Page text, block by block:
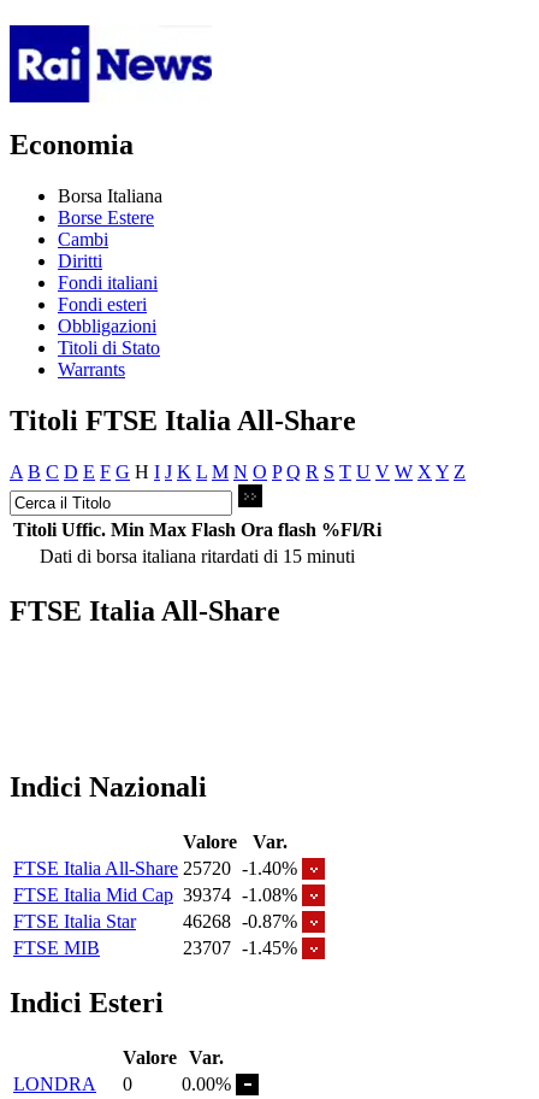
Economia
Borsa Italiana
Borse Estere
Cambi
Diritti
Fondi italiani
Fondi esteri
Obbligazioni
Titoli di Stato
Warrants
Titoli FTSE Italia All-Share
A B C D E F G H I J K L M N O P Q R S T U V W X Y Z
Titoli Uffic. Min Max Flash Ora flash %Fl/Ri
Dati di borsa italiana ritardati di 15 minuti
FTSE Italia All-Share
Indici Nazionali
Valore
Var.
FTSE Italia All-Share 25720 -1.40%
FTSE Italia Mid Cap 39374 -1.08%
FTSE Italia Star
46268 -0.87%
FTSE MIB
23707 -1.45%
Indici Esteri
Valore Var.
LONDRA
0
0.00%